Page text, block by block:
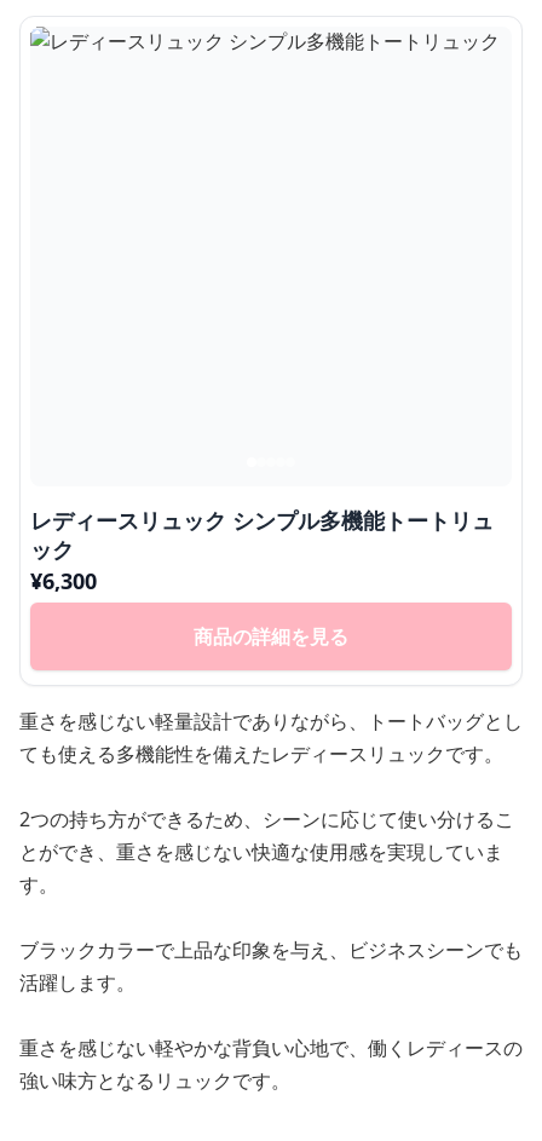
レディースリュック シンプル多機能トートリュ
ック
¥6,300
商品の詳細を見る
重さを感じない軽量設計でありながら、トートバッグとし
ても使える多機能性を備えたレディースリュックです。
2つの持ち方ができるため、シーンに応じて使い分けるこ
とができ、重さを感じない快適な使用感を実現していま
す。
ブラックカラーで上品な印象を与え、ビジネスシーンでも
活躍します。
重さを感じない軽やかな背負い心地で、働くレディースの
強い味方となるリュックです。